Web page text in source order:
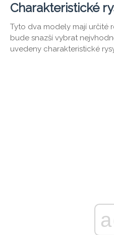
Charakteristické
Tyto dva modely mají určité
bude snazší vybrat
uvedeny charakteristické